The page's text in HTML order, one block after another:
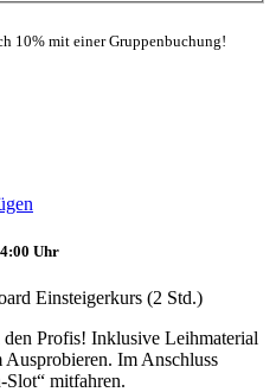
10% mit einer Gruppenbuchung!
Uhr
Einsteigerkurs (2 Std.)
Profis! Inklusive Leihmaterial
Im Anschluss
Slot“ mitfahren.